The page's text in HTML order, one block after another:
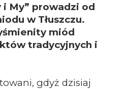
i My” prowadzi od
w Tłuszczu.
miód
tradycyjnych i
gdyż dzisiaj